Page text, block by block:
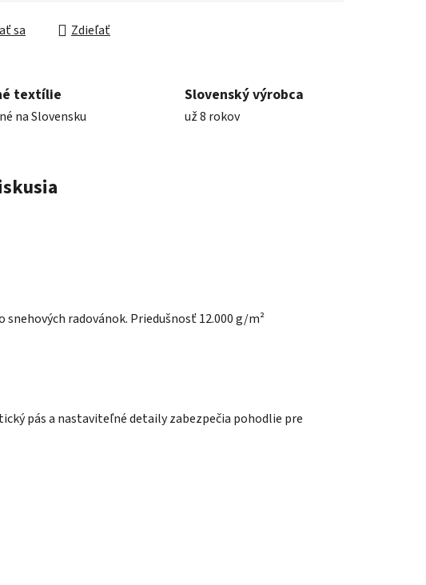
sa Zdieľať
textílie
na Slovensku
Slovenský výrobca
už 8 rokov
radovánok. Priedušnosť 12.000 g/m²
pás a nastaviteľné detaily zabezpečia pohodlie pre